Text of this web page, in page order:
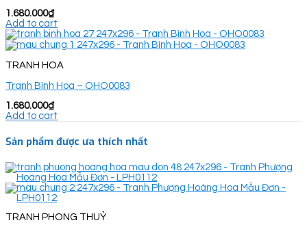
1.680.000₫
Add to cart
TRANH HOA
Tranh Bình Hoa – OHO0083
1.680.000₫
Add to cart
Sản phẩm được ưa thích nhất
TRANH PHONG THUỶ